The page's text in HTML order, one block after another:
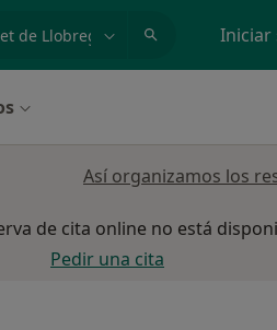
Iniciar
Así organizamos los
de cita online no está
Pedir una cita